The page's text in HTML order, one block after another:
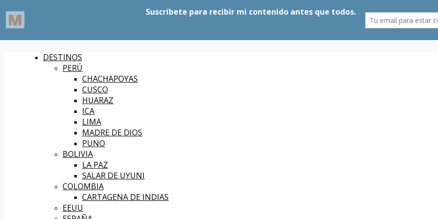
DESTINOS
PERÚ
CHACHAPOYAS
CUSCO
HUARAZ
ICA
LIMA
MADRE DE DIOS
PUNO
BOLIVIA
LA PAZ
SALAR DE UYUNI
COLOMBIA
CARTAGENA DE INDIAS
EEUU